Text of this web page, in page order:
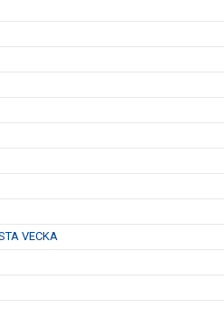
VECKA